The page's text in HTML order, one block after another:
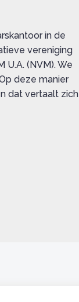
in de
vereniging
U.A. (NVM). We
deze manier
dat vertaalt zich